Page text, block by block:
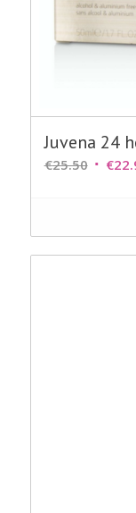
Juvena 24
€25.50 €